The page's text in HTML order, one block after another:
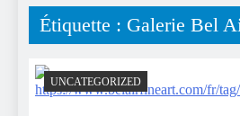
Étiquette : Galerie Bel
UNCATEGORIZED